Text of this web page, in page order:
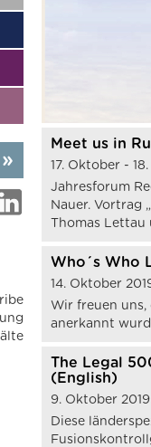
Meet us in
17. Oktober -
Jahresforum
Nauer. Vortrag
Thomas
Who´s Who
14. Oktober
Wir freuen uns,
anerkannt
The Legal
(English)
9. Oktober 2019
Diese